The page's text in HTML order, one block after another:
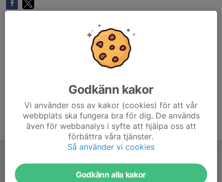
Godkänn kakor
Vi använder oss av kakor (cookies) för att vår
webbplats ska fungera bra för dig. De används
även för webbanalys i syfte att hjälpa oss att
förbättra våra tjänster.
Så använder vi cookies
Godkänn alla kakor